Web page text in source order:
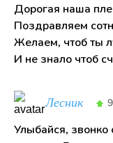
Дорогая наша
Поздравляем
Желаем, чтоб ты
И не знало чтоб
Лесник 9
Улыбайся,